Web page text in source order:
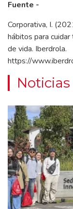
Fuente -
Corporativa, I.
hábitos para
de vida. Iberdrola.
https://